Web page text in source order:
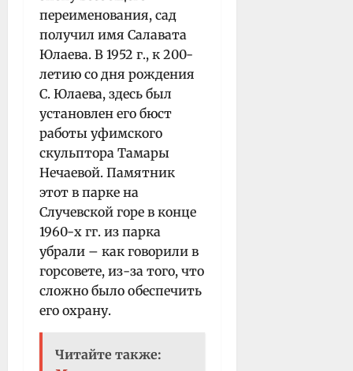
переименования, сад
получил имя Салавата
Юлаева. В 1952 г., к 200-
летию со дня рождения
С. Юлаева, здесь был
установлен его бюст
работы уфимского
скульптора Тамары
Нечаевой. Памятник
этот в парке на
Случевской горе в конце
1960-х гг. из парка
убрали – как говорили в
горсовете, из-за того, что
сложно было обеспечить
его охрану.
Читайте также: